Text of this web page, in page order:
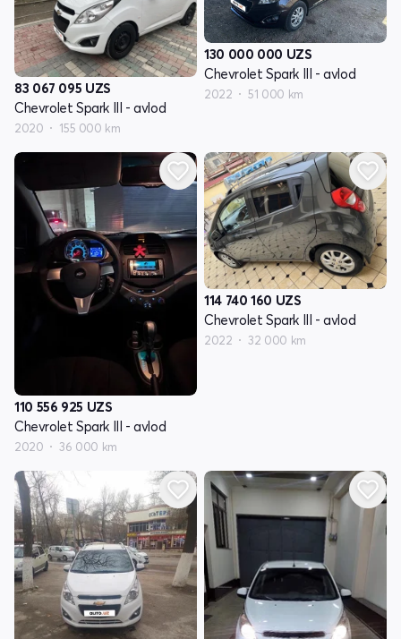
83 067 095 UZS
Chevrolet Spark III - avlod
2020 155 000 km
130 000 000 UZS
Chevrolet Spark III - avlod
2022 51 000 km
110 556 925 UZS
Chevrolet Spark III - avlod
2020 36 000 km
114 740 160 UZS
Chevrolet Spark III - avlod
2022 32 000 km